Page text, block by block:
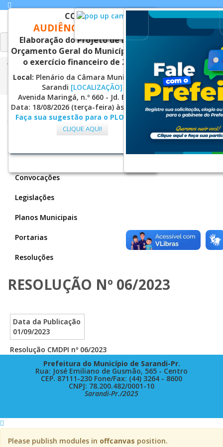
Você está aqui:Página Principal
Secretarias
Assistência Social
Conselhos CMDPI
Resoluções
RESOLUÇÃO Nº 06/2023
CMDPI
Conferências
Convocações
Legislações
Planos Municipais
Portarias
Resoluções
RESOLUÇÃO Nº 06/2023
Data da Publicação
01/09/2023
Resolução CMDPI nº 06/2023
Prefeitura do Município de Sarandi-Pr.
Rua: José Emiliano de Gusmão, 565 - Centro
CEP. 87111-230 Fone/Fax: (44) 3264 - 8600
CNPJ: 78.200.482/0001-10
Sarandi-Pr./2025
Please publish modules in offcanvas position.
CONVITE
AUDIÊNCIA PÚBLICA
Elaboração do Projeto de Lei do
Orçamento Geral do Município para
o exercício financeiro de 2027.
Local: Plenário da Câmara Municipal de
Sarandi [LOCALIZAÇÃO]
Avenida Maringá, n.º 660 - Jd. Europa
Data: 18/08/2026 (terça-feira) às 14:00hs.
Faça sua sugestão para o PLOA 2027.
CLIQUE AQUI!
FECHAR
FECHAR